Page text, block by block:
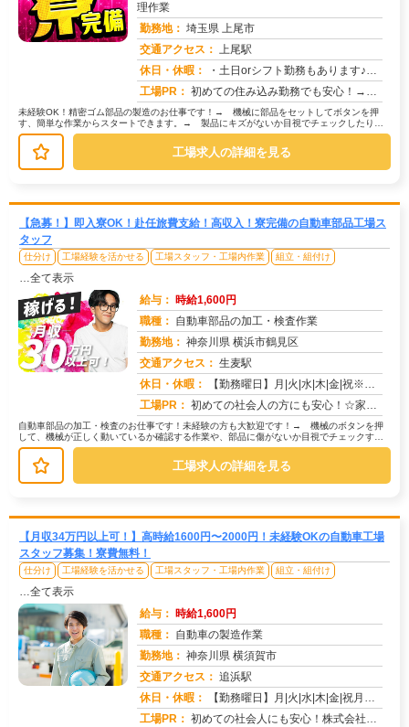
理作業
勤務地： 埼玉県 上尾市
交通アクセス： 上尾駅
休日・休暇：
・土日orシフト勤務もあります♪・長期休暇（GW・夏季・年末年始休暇あり）※会社カレンダーあり※祝日も平日と同様の...
工場PR： 初めての住み込み勤務でも安心！→家具付き寮が初期費用0円で利用可能！ お財布にも優しい環境です。→専属スタッフが...
未経験OK！精密ゴム部品の製造のお仕事です！→ 機械に部品をセットしてボタンを押
す、簡単な作業からスタートできます。→ 製品にキズがないか目視でチェックしたり、
部品を決められた場所に置いたりする...
工場求人の詳細を見る
【急募！】即入寮OK！赴任旅費支給！高収入！寮完備の自動車部品工場ス
タッフ
仕分け 工場経験を活かせる 工場スタッフ・工場内作業 組立・組付け
…全て表示
給与： 時給1,600円
職種： 自動車部品の加工・検査作業
勤務地： 神奈川県 横浜市鶴見区
交通アクセス： 生麦駅
休日・休暇：
【勤務曜日】月|火|水|木|金|祝※配属部署によっては、4勤2休の可能性もあり。【休日・休暇】土・日（会社カレンダ...
工場PR： 初めての社会人の方にも安心！☆家具付き寮で初期費用0円！鞄一つでOK！→ すぐに生活を始められます。☆専属スタッフ...
自動車部品の加工・検査のお仕事です！未経験の方も大歓迎です！→ 機械のボタンを押
して、機械が正しく動いているか確認する作業や、部品に傷がないか目視でチェックする
作業が中心です。→ 具体的には… ...
工場求人の詳細を見る
【月収34万円以上可！】高時給1600円〜2000円！未経験OKの自動車工場
スタッフ募集！寮費無料！
仕分け 工場経験を活かせる 工場スタッフ・工場内作業 組立・組付け
…全て表示
給与： 時給1,600円
職種： 自動車の製造作業
勤務地： 神奈川県 横須賀市
交通アクセス： 追浜駅
休日・休暇：
【勤務曜日】月|火|水|木|金|祝月火水木金(会社カレンダーに準ずる)【休日・休暇】土日（GW・夏季・年末年始休暇...
工場PR： 初めての社会人にも安心！株式会社京栄センターで新しい一歩を踏み出してみませんか？→ 初期費用0円の家具付き寮完備！...